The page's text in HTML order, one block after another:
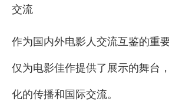
交流
作为国内外电影人交流互鉴的重
仅为电影佳作提供了展示的舞台
化的传播和国际交流。